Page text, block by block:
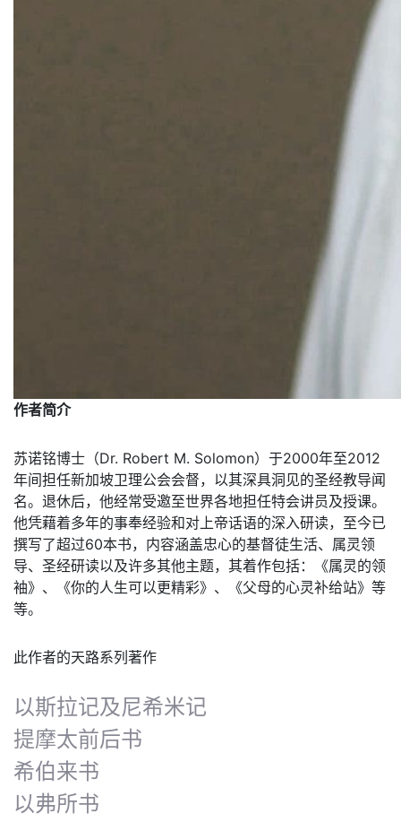
作者简介
苏诺铭博士（Dr. Robert M. Solomon）于2000年至2012
年间担任新加坡卫理公会会督，以其深具洞见的圣经教导闻
名。退休后，他经常受邀至世界各地担任特会讲员及授课。
他凭藉着多年的事奉经验和对上帝话语的深入研读，至今已
撰写了超过60本书，内容涵盖忠心的基督徒生活、属灵领
导、圣经研读以及许多其他主题，其着作包括：《属灵的领
袖》、《你的人生可以更精彩》、《父母的心灵补给站》等
等。
此作者的天路系列著作
以斯拉记及尼希米记
提摩太前后书
希伯来书
以弗所书